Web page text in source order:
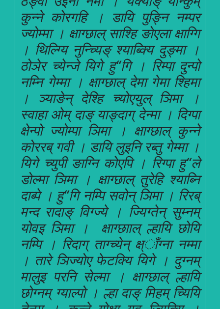
कुन्ने कोरगहि । डायि पुङ्नि नम्पर
ज्योम्मा । क्षाग्छाल् साश्हि ङोएला क्षाग्गि
। थिल्ग्यि नुन्च्यिङ् श्याब्क्यि दुङ्मा ।
ठोञेर च्येन्जे यिगे हु“गि । रिम्पा दुन्पो
नम्नि गेम्मा । क्षाग्छाल् देमा गेमा श्हिमा
। ञ्याङेन् देश्हि च्योएयुल् ञिमा ।
स्वाहा ओम् दाङ् याङ्दाग् देन्मा । दिग्पा
क्षेन्पो ज्योम्पा ञिमा । क्षाग्छाल् कुन्ने
कोररब् गवी । डायि लुइनि रब्तु गेम्मा ।
यिगे च्युपी ङाग्नि कोएपि । रिग्पा हु“ले
डोल्मा ञिमा । क्षाग्छाल् तुरेहि श्याब्नि
दाब्पे । हु“गि नम्पि सवोन् ञिमा । रिरब्
मन्द रादाङ् विग्ज्ये । ज्यिग्तेन् सुम्नम्
योवइ ञिमा । क्षाग्छााल् ल्हायि छोयि
नम्पि । रिदाग् ताग्च्येन् क्ष्ाँग्ना नम्मा
। तारे ञिज्योए फेटक्यि यिगे । दुग्नम्
मालुइ परनि सेल्मा । क्षाग्छाल् ल्हायि
छोग्नम् ग्याल्पो । ल्हा दाङ् मिहम् च्यियि